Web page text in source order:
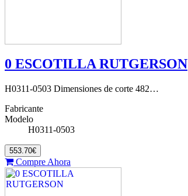
0 ESCOTILLA RUTGERSON
H0311-0503 Dimensiones de corte 482…
Fabricante
Modelo
H0311-0503
553.70€
Compre Ahora